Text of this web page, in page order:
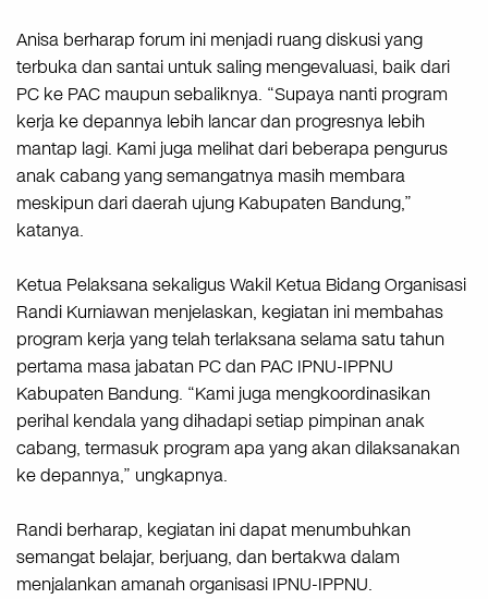
Anisa berharap forum ini menjadi ruang diskusi yang
terbuka dan santai untuk saling mengevaluasi, baik dari
PC ke PAC maupun sebaliknya. “Supaya nanti program
kerja ke depannya lebih lancar dan progresnya lebih
mantap lagi. Kami juga melihat dari beberapa pengurus
anak cabang yang semangatnya masih membara
meskipun dari daerah ujung Kabupaten Bandung,”
katanya.
Ketua Pelaksana sekaligus Wakil Ketua Bidang Organisasi
Randi Kurniawan menjelaskan, kegiatan ini membahas
program kerja yang telah terlaksana selama satu tahun
pertama masa jabatan PC dan PAC IPNU-IPPNU
Kabupaten Bandung. “Kami juga mengkoordinasikan
perihal kendala yang dihadapi setiap pimpinan anak
cabang, termasuk program apa yang akan dilaksanakan
ke depannya,” ungkapnya.
Randi berharap, kegiatan ini dapat menumbuhkan
semangat belajar, berjuang, dan bertakwa dalam
menjalankan amanah organisasi IPNU-IPPNU.